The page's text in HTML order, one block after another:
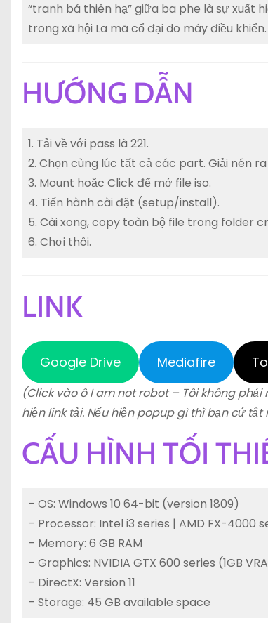
“tranh bá thiên hạ” giữa ba phe là sự xuất
trong xã hội La mã cổ đại do máy điều
HƯỚNG DẪN
1. Tải về với pass là 221.
2. Chọn cùng lúc tất cả các part. Giải nén
3. Mount hoặc Click để mở file iso.
4. Tiến hành cài đặt (setup/install).
5. Cài xong, copy toàn bộ file trong folder
6. Chơi thôi.
LINK
Google Drive Mediafire
(Click vào ô I am not robot – Tôi không
hiện link tải. Nếu hiện popup gì thì bạn cứ tắt
CẤU HÌNH TỐI
– OS: Windows 10 64-bit (version 1809)
– Processor: Intel i3 series | AMD FX-4000
– Memory: 6 GB RAM
– Graphics: NVIDIA GTX 600 series (1GB
– DirectX: Version 11
– Storage: 45 GB available space